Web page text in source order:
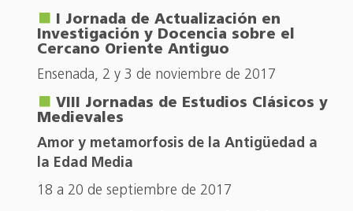
I Jornada de Actualización en
Investigación y Docencia sobre el
Cercano Oriente Antiguo
Ensenada, 2 y 3 de noviembre de 2017
VIII Jornadas de Estudios Clásicos y
Medievales
Amor y metamorfosis de la Antigüedad a
la Edad Media
18 a 20 de septiembre de 2017